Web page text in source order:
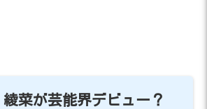
菜が芸能界デビュー？